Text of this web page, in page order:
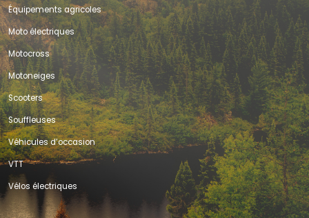
Équipements agricoles
Moto électriques
Motocross
Motoneiges
Scooters
Souffleuses
Véhicules d’occasion
VTT
Vélos électriques